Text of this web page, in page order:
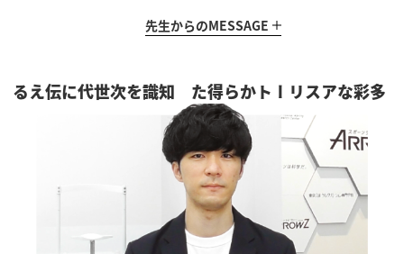
先生からのMESSAGE
多彩なアスリートから得た
知識を次世代に伝える